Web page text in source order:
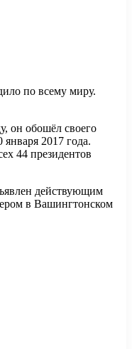
по всему миру.
он обошёл своего
2017 года.
44 президентов
действующим
в Вашингтонском